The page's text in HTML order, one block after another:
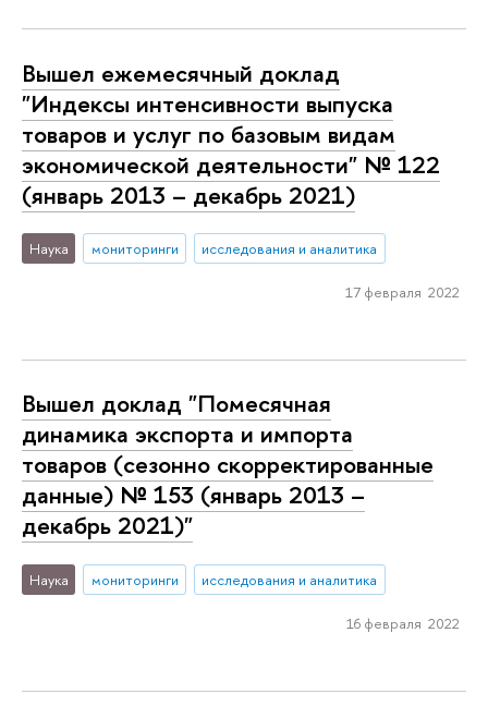
Вышел ежемесячный доклад
"Индексы интенсивности выпуска
товаров и услуг по базовым видам
экономической деятельности" № 122
(январь 2013 – декабрь 2021)
Наука мониторинги исследования и аналитика
17 февраля 2022
Вышел доклад "Помесячная
динамика экспорта и импорта
товаров (сезонно скорректированные
данные) № 153 (январь 2013 –
декабрь 2021)"
Наука мониторинги исследования и аналитика
16 февраля 2022